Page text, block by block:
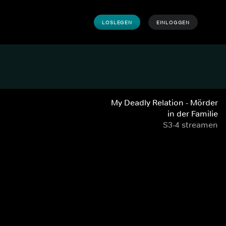
LOSLEGEN EINLOGGEN
My Deadly Relation - Mörder
in der Familie
S3-4 streamen